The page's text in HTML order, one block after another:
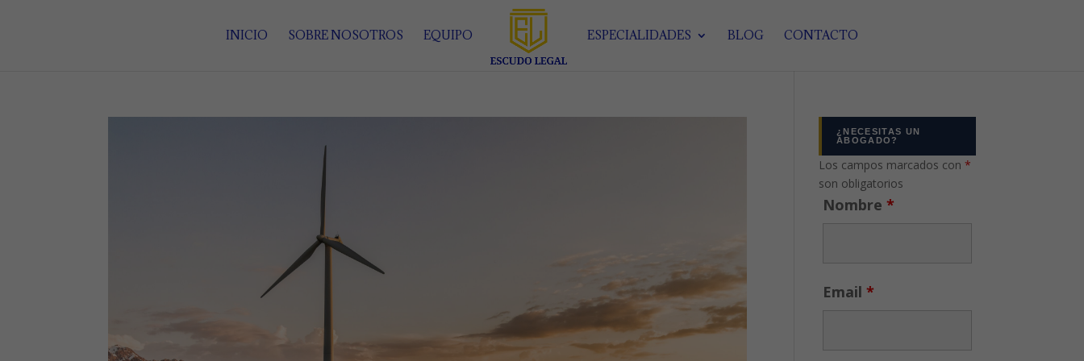
INICIO SOBRE NOSOTROS EQUIPO ESPECIALIDADES BLOG CONTACTO
¿NECESITAS UN
ABOGADO?
Los campos marcados con*
son obligatorios
Nombre*
Email*